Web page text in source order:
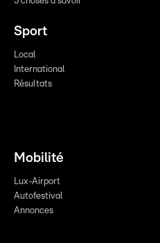
Sport
Local
International
Résultats
Mobilité
Lux-Airport
Autofestival
Annonces